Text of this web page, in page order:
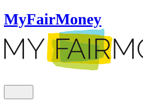
MyFairMoney